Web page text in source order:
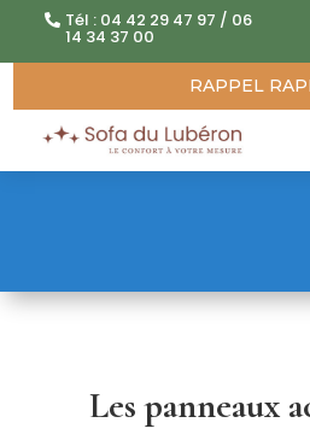
Tél : 04 42 29 47 97 / 06
14 34 37 00
RAPPEL
Les panneaux